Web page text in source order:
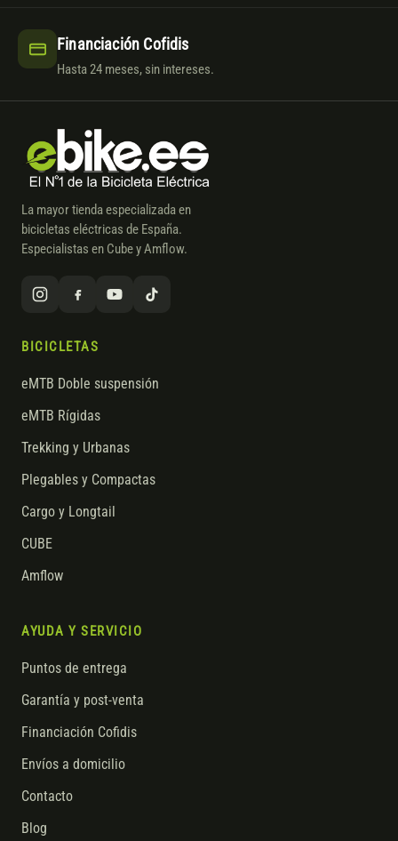
Financiación Cofidis
Hasta 24 meses, sin intereses.
La mayor tienda especializada en
bicicletas eléctricas de España.
Especialistas en Cube y Amflow.
BICICLETAS
eMTB Doble suspensión
eMTB Rígidas
Trekking y Urbanas
Plegables y Compactas
Cargo y Longtail
CUBE
Amflow
AYUDA Y SERVICIO
Puntos de entrega
Garantía y post-venta
Financiación Cofidis
Envíos a domicilio
Contacto
Blog